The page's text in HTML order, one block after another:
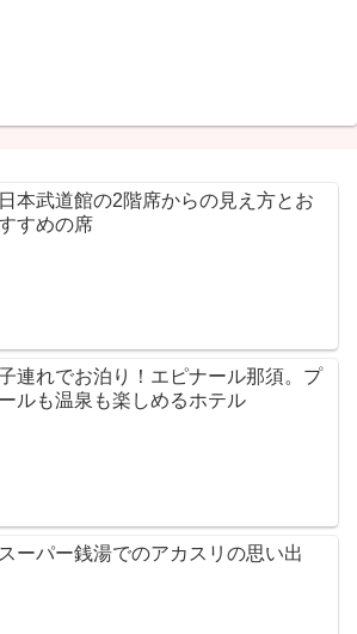
日本武道館の2階席からの見え方とお
すめの席
連れでお泊り！エピナール那須。プ
ールも温泉も楽しめるホテル
スーパー銭湯でのアカスリの思い出